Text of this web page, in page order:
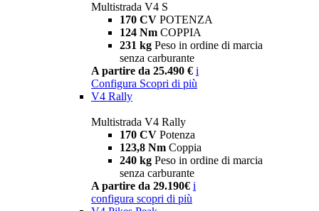
Multistrada V4 S
170 CV POTENZA
124 Nm COPPIA
231 kg Peso in ordine di marcia
senza carburante
A partire da 25.490 € i
Configura Scopri di più
V4 Rally
Multistrada V4 Rally
170 CV Potenza
123,8 Nm Coppia
240 kg Peso in ordine di marcia
senza carburante
A partire da 29.190€ i
configura scopri di più